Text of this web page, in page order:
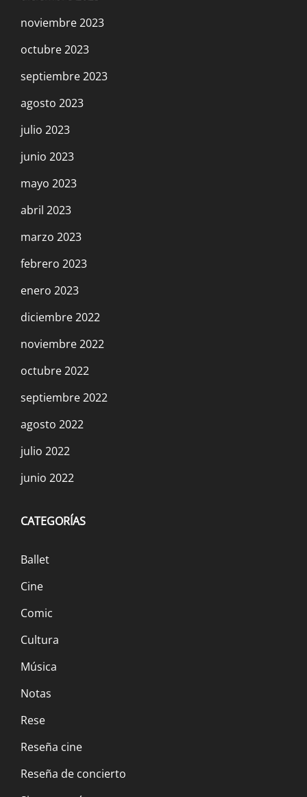
noviembre 2023
octubre 2023
septiembre 2023
agosto 2023
julio 2023
junio 2023
mayo 2023
abril 2023
marzo 2023
febrero 2023
enero 2023
diciembre 2022
noviembre 2022
octubre 2022
septiembre 2022
agosto 2022
julio 2022
junio 2022
CATEGORÍAS
Ballet
Cine
Comic
Cultura
Música
Notas
Rese
Reseña cine
Reseña de concierto